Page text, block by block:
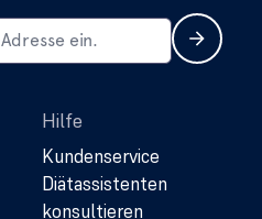
Hilfe
Kundenservice
Diätassistenten
konsultieren